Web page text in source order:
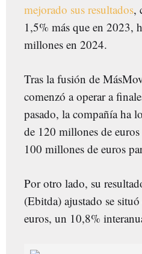
mejorado sus resultados,
1,5% más que en 2023,
millones en 2024.
Tras la fusión de
comenzó a operar a
pasado, la compañía ha
de 120 millones de
100 millones de euros
Por otro lado, su
(Ebitda) ajustado se
euros, un 10,8%